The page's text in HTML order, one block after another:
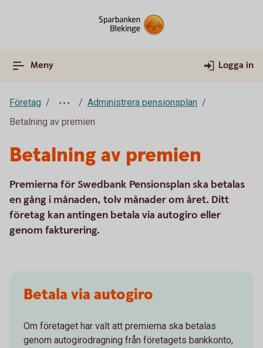
Meny Logga in
Företag
Administrera pensionsplan
Betalning av premien
Betalning av premien
Premierna för Swedbank Pensionsplan ska betalas
en gång i månaden, tolv månader om året. Ditt
företag kan antingen betala via autogiro eller
genom fakturering.
Betala via autogiro
Om företaget har valt att premierna ska betalas
genom autogirodragning från företagets bankkonto,